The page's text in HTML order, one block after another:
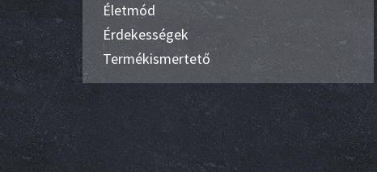
Életmód
Érdekességek
Termékismertető